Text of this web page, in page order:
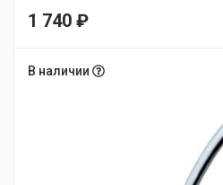
1 740 ₽
В наличии